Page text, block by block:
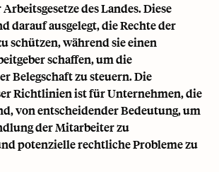
des Landes. Diese
darauf ausgelegt, die Rechte der
schützen, während sie einen
schaffen, um die
Belegschaft zu steuern. Die
Richtlinien ist für Unternehmen, die
von entscheidender Bedeutung, um
der Mitarbeiter zu
potenzielle rechtliche Probleme zu